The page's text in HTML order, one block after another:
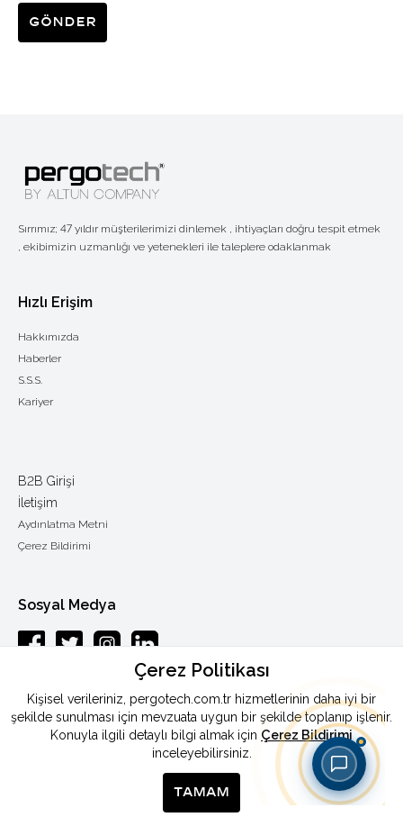
Gönder
Sırrımız; 47 yıldır müşterilerimizi dinlemek , ihtiyaçları doğru tespit etmek
, ekibimizin uzmanlığı ve yetenekleri ile taleplere odaklanmak
Hızlı Erişim
Hakkımızda
Haberler
S.S.S.
Kariyer
B2B Girişi
İletişim
Aydınlatma Metni
Çerez Bildirimi
Sosyal Medya
ISTANBUL
Telefon:0090 444 46 72
info@pergotech.com.tr
Çerez Politikası
Kişisel verileriniz, pergotech.com.tr hizmetlerinin daha iyi bir
şekilde sunulması için mevzuata uygun bir şekilde toplanıp işlenir.
Konuyla ilgili detaylı bilgi almak için Çerez Bildirimi
inceleyebilirsiniz.
TAMAM